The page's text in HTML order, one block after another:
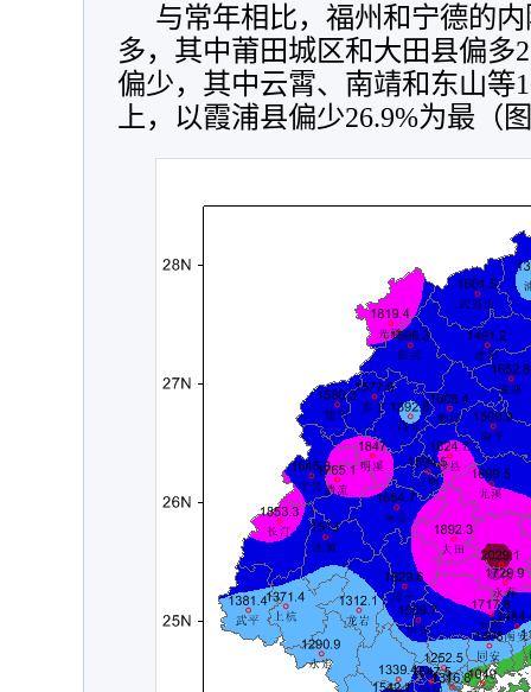
与常年相比，福州和宁德的
多，其中莆田城区和大田县偏多
偏少，其中云霄、南靖和东山等
上，以霞浦县偏少26.9%为最（